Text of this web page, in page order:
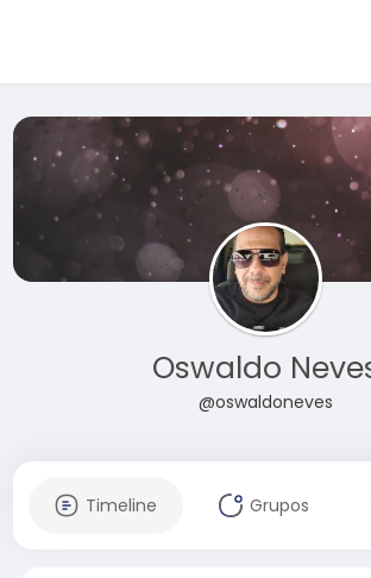
Oswaldo
@oswaldoneves
Timeline Grupos